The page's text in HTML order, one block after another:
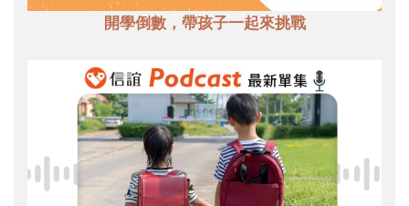
開學倒數，帶孩子一起來挑戰